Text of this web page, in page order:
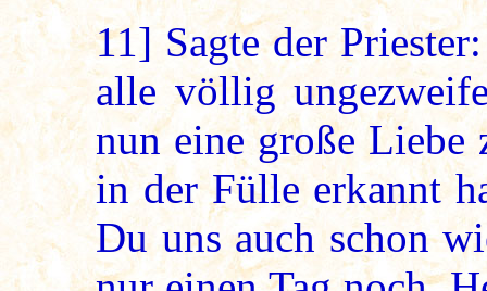
11] Sagte der
alle völlig
nun eine große
in der Fülle erkannt
Du uns auch schon